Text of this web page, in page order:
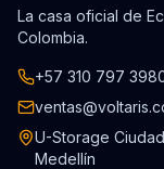
La casa oficial de
Colombia.
+57 310 797
U-Storage
Medellín